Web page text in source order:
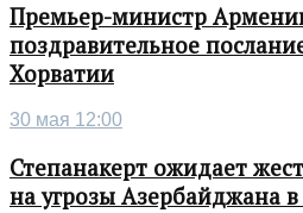
Премьер-министр
поздравительное
Хорватии
30 мая 12:00
Степанакерт ожидает
на угрозы Азербайджана